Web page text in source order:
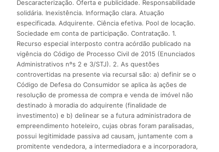
Descaracterização. Oferta e publicidade. Responsabilidade
solidária. Inexistência. Informação clara. Atuação
especificada. Adquirente. Ciência efetiva. Pool de locação.
Sociedade em conta de participação. Contratação. 1.
Recurso especial interposto contra acórdão publicado na
vigência do Código de Processo Civil de 2015 (Enunciados
Administrativos nºs 2 e 3/STJ). 2. As questões
controvertidas na presente via recursal são: a) definir se o
Código de Defesa do Consumidor se aplica às ações de
resolução de promessa de compra e venda de imóvel não
destinado à moradia do adquirente (finalidade de
investimento) e b) delinear se a futura administradora de
empreendimento hoteleiro, cujas obras foram paralisadas,
possui legitimidade passiva ad causam, juntamente com a
promitente vendedora, a intermediadora e a incorporadora,